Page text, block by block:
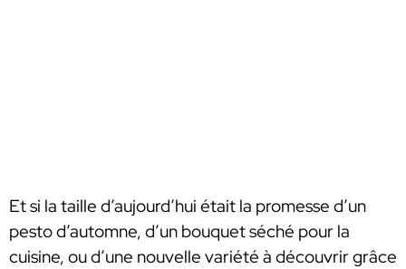
Et si la taille d’aujourd’hui était la promesse d’un
pesto d’automne, d’un bouquet séché pour la
cuisine, ou d’une nouvelle variété à découvrir grâce